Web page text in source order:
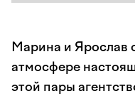
Марина и Ярослав
атмосфере
этой пары